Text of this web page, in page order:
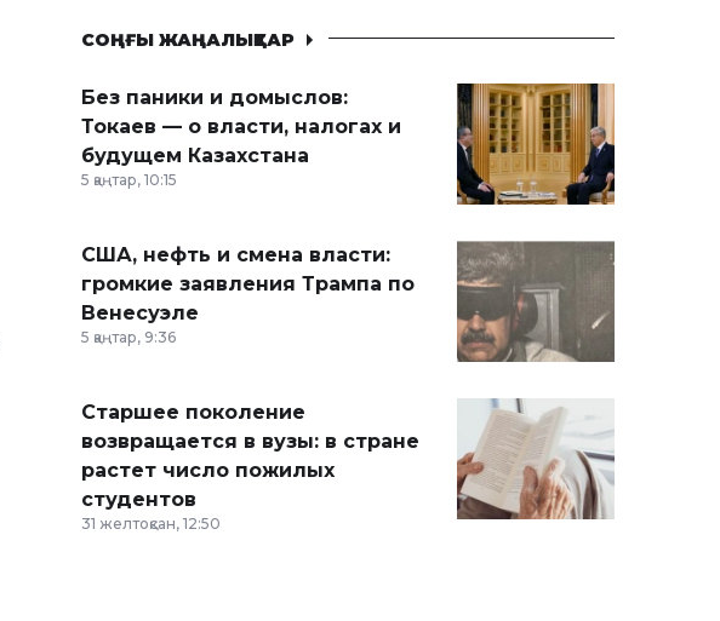
СОҢҒЫ ЖАҢАЛЫҚТАР
Без паники и домыслов:
Токаев — о власти, налогах и
будущем Казахстана
5 қаңтар, 10:15
США, нефть и смена власти:
громкие заявления Трампа по
Венесуэле
5 қаңтар, 9:36
Старшее поколение
возвращается в вузы: в стране
растет число пожилых
студентов
31 желтоқсан, 12:50